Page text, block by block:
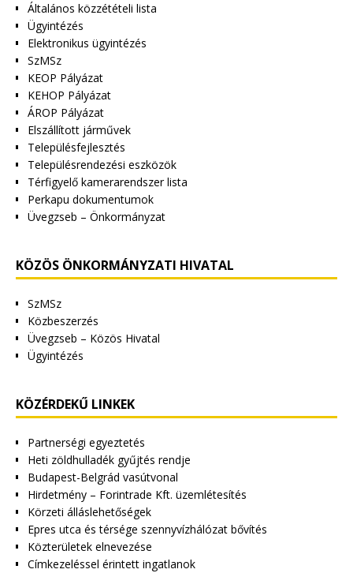
Általános közzétételi lista
Ügyintézés
Elektronikus ügyintézés
SzMSz
KEOP Pályázat
KEHOP Pályázat
ÁROP Pályázat
Elszállított járművek
Településfejlesztés
Településrendezési eszközök
Térfigyelő kamerarendszer lista
Perkapu dokumentumok
Üvegzseb – Önkormányzat
KÖZÖS ÖNKORMÁNYZATI HIVATAL
SzMSz
Közbeszerzés
Üvegzseb – Közös Hivatal
Ügyintézés
KÖZÉRDEKŰ LINKEK
Partnerségi egyeztetés
Heti zöldhulladék gyűjtés rendje
Budapest-Belgrád vasútvonal
Hirdetmény – Forintrade Kft. üzemlétesítés
Körzeti álláslehetőségek
Epres utca és térsége szennyvízhálózat bővítés
Közterületek elnevezése
Címkezeléssel érintett ingatlanok